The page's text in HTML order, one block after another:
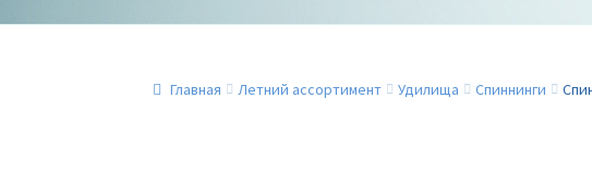
Главная Летний ассортимент Удилища Спиннинги